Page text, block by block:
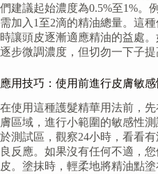
們建議起始濃度為0.5%至1%。
需加入1至2滴的精油總量。這
時讓頭皮逐漸適應精油的益處
逐步微調濃度，但切勿一下子提
應用技巧：使用前進行皮膚敏
在使用這種護髮精華用法前，
膚區域，進行小範圍的敏感性
於測試區，觀察24小時，看看
良反應。如果沒有任何不適，
皮。塗抹時，輕柔地將精油點